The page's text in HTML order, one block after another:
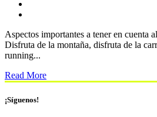
Aspectos importantes a tener en cuenta
Disfruta de la montaña, disfruta de la
running...
Read More
¡Síguenos!